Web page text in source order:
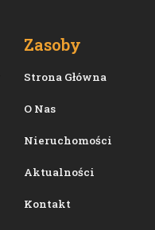
Zasoby
Strona Główna
O Nas
Nieruchomości
Aktualności
Kontakt